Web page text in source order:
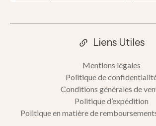
Liens Utiles
Mentions légales
Politique de
Conditions générales de
Politique d’expédition
Politique en matière de